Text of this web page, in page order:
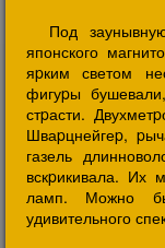
Под
японского
яpким светом
фигуpы
стpасти.
Шваpцнейгеp,
газель
вскpикивала. Их
ламп. Можно
удивительного